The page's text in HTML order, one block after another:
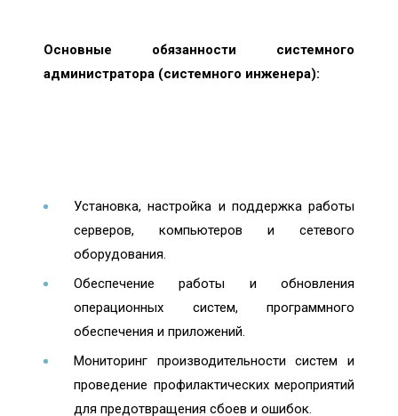
Основные обязанности системного
администратора (системного инженера):
Установка, настройка и поддержка работы
серверов, компьютеров и сетевого
оборудования.
Обеспечение работы и обновления
операционных систем, программного
обеспечения и приложений.
Мониторинг производительности систем и
проведение профилактических мероприятий
для предотвращения сбоев и ошибок.